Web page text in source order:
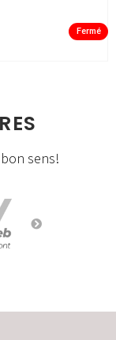
Fermé
sens!